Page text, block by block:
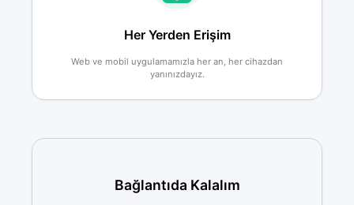
Her Yerden Erişim
Web ve mobil uygulamamızla her an, her cihazdan
yanınızdayız.
Bağlantıda Kalalım